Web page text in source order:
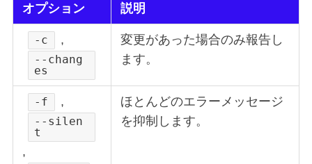
オプション 説明
-c ,
--chang
es
変更があった場合のみ報告し
ます。
-f ,
--silen
t
,
ほとんどのエラーメッセージ
を抑制します。